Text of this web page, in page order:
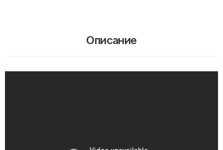
Описание